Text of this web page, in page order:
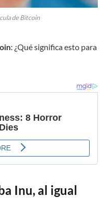
de Bitcoin
: ¿Qué significa esto para
Inu, al igual